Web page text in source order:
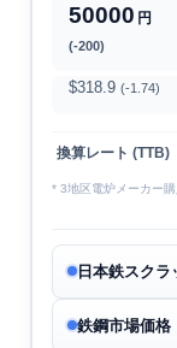
50000 円
(-200)
$318.9 (-1.74)
換算レート (TTB)
* 3地区電炉メーカー購
日本鉄スクラ
鉄鋼市場価格